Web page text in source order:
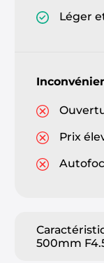
Léger
Prix
500mm